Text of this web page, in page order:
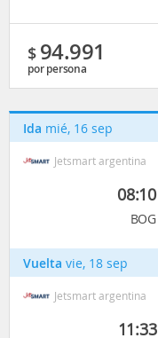
$ 94.991
por persona
Ida mié, 16 sep
Jetsmart argentina
08:10
BOG
Vuelta vie, 18 sep
Jetsmart argentina
11:33